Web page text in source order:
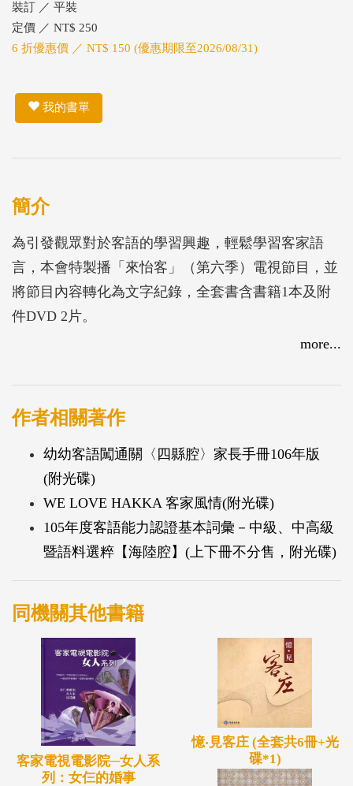
裝訂 ／ 平裝
定價 ／ NT$ 250
6 折優惠價 ／ NT$ 150 (優惠期限至2026/08/31)
我的書單
簡介
為引發觀眾對於客語的學習興趣，輕鬆學習客家語
言，本會特製播「來怡客」（第六季）電視節目，並
將節目內容轉化為文字紀錄，全套書含書籍1本及附
件DVD 2片。
more...
作者相關著作
幼幼客語闖通關〈四縣腔〉家長手冊106年版
(附光碟)
WE LOVE HAKKA 客家風情(附光碟)
105年度客語能力認證基本詞彙－中級、中高級
暨語料選粹【海陸腔】(上下冊不分售，附光碟)
同機關其他書籍
客家電視電影院─女人系
列：女仨的婚事
憶‧見客庄 (全套共6冊+光
碟*1)